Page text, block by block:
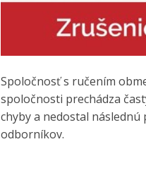
Spoločnosť s ručením
spoločnosti prechádza
chyby a nedostal
odborníkov.